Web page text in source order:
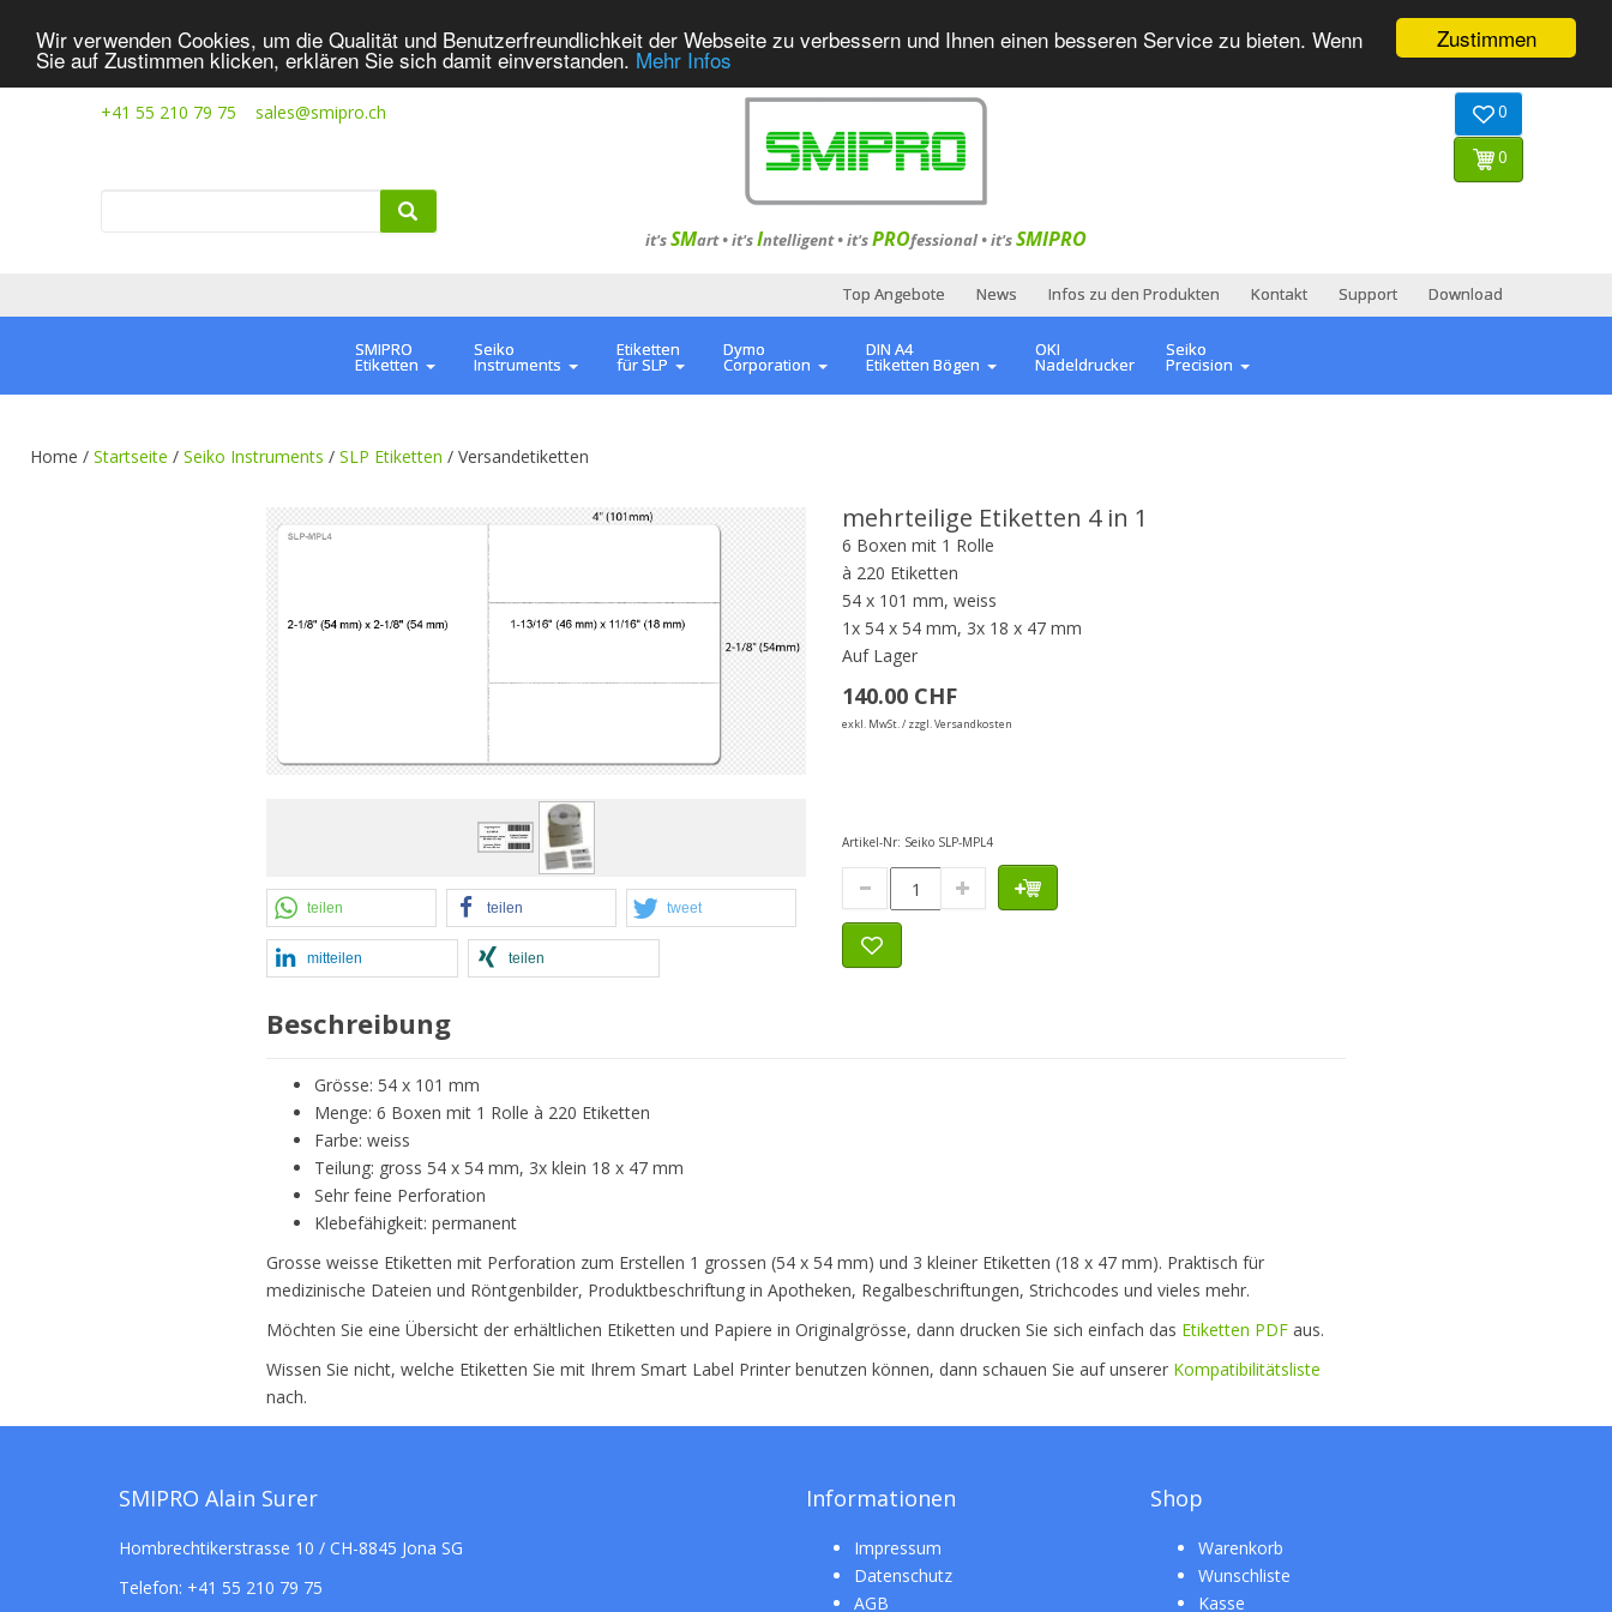
Zustimmen
Wir verwenden Cookies, um die Qualität und Benutzerfreundlichkeit der Webseite zu verbessern und Ihnen einen besseren Service zu bieten. Wenn
Sie auf Zustimmen klicken, erklären Sie sich damit einverstanden. Mehr Infos
+41 55 210 79 75 sales@smipro.ch
it'sSMart •it'sIntelligent•it'sPROfessional•it'sSMIPRO
0
0
Top Angebote News Infos zu den Produkten Kontakt Support Download
SMIPRO
Etiketten
Seiko
Instruments
Etiketten
für SLP
Dymo
Corporation
DIN A4
Etiketten Bögen
OKI
Nadeldrucker
Seiko
Precision
Home / Startseite / Seiko Instruments / SLP Etiketten / Versandetiketten
teilen teilen tweet
mitteilen teilen
mehrteilige Etiketten 4 in 1
6 Boxen mit 1 Rolle
à 220 Etiketten
54 x 101 mm, weiss
1x 54 x 54 mm, 3x 18 x 47 mm
Auf Lager
140.00 CHF
exkl. MwSt. / zzgl. Versandkosten
Artikel-Nr: Seiko SLP-MPL4
Beschreibung
Grösse: 54 x 101 mm
Menge: 6 Boxen mit 1 Rolle à 220 Etiketten
Farbe: weiss
Teilung: gross 54 x 54 mm, 3x klein 18 x 47 mm
Sehr feine Perforation
Klebefähigkeit: permanent
Grosse weisse Etiketten mit Perforation zum Erstellen 1 grossen (54 x 54 mm) und 3 kleiner Etiketten (18 x 47 mm). Praktisch für
medizinische Dateien und Röntgenbilder, Produktbeschriftung in Apotheken, Regalbeschriftungen, Strichcodes und vieles mehr.
Möchten Sie eine Übersicht der erhältlichen Etiketten und Papiere in Originalgrösse, dann drucken Sie sich einfach das Etiketten PDF aus.
Wissen Sie nicht, welche Etiketten Sie mit Ihrem Smart Label Printer benutzen können, dann schauen Sie auf unserer Kompatibilitätsliste
nach.
SMIPRO Alain Surer
Hombrechtikerstrasse 10 / CH-8845 Jona SG
Telefon: +41 55 210 79 75
Informationen
Impressum
Datenschutz
AGB
Shop
Warenkorb
Wunschliste
Kasse